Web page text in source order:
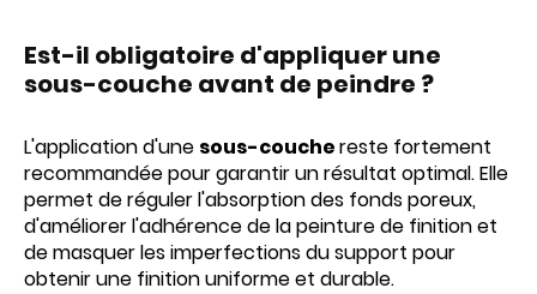
Est-il obligatoire d'appliquer une
sous-couche avant de peindre ?
L'application d'une sous-couchereste fortement
recommandée pour garantir un résultat optimal. Elle
permet de réguler l'absorption des fonds poreux,
d'améliorer l'adhérence de la peinture de finition et
de masquer les imperfections du support pour
obtenir une finition uniforme et durable.